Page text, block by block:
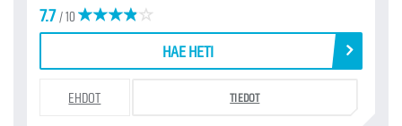
7.7/ 10
HAE HETI
EHDOT TIEDOT